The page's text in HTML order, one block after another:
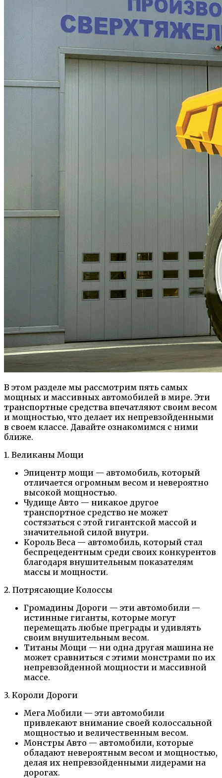
В этом разделе мы рассмотрим пять самых
мощных и массивных автомобилей в мире. Эти
транспортные средства впечатляют своим весом
и мощностью, что делает их непревзойденными
в своем классе. Давайте ознакомимся с ними
ближе.
1. Великаны Мощи
Эпицентр мощи — автомобиль, который
отличается огромным весом и невероятно
высокой мощностью.
Чудище Авто — никакое другое
транспортное средство не может
состязаться с этой гигантской массой и
значительной силой внутри.
Король Веса — автомобиль, который стал
беспрецедентным среди своих конкурентов
благодаря внушительным показателям
массы и мощности.
2. Потрясающие Колоссы
Громадины Дороги — эти автомобили —
истинные гиганты, которые могут
перемещать любые преграды и удивлять
своим внушительным весом.
Титаны Мощи — ни одна другая машина не
может сравниться с этими монстрами по их
непревзойденной мощности и массивной
массе.
3. Короли Дороги
Мега Мобили — эти автомобили
привлекают внимание своей колоссальной
мощностью и величественным весом.
Монстры Авто — автомобили, которые
обладают невероятным весом и мощностью,
делая их непревзойденными лидерами на
дорогах.